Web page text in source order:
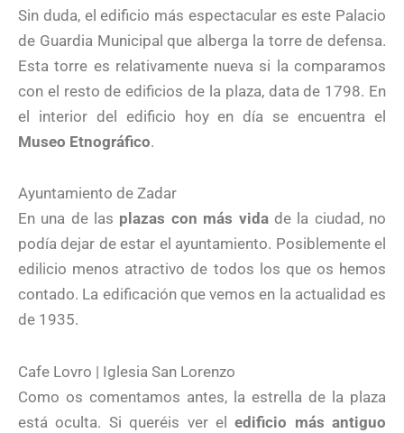
Sin duda, el edificio más espectacular es este Palacio
de Guardia Municipal que alberga la torre de defensa.
Esta torre es relativamente nueva si la comparamos
con el resto de edificios de la plaza, data de 1798. En
el interior del edificio hoy en día se encuentra el
Museo Etnográfico.
Ayuntamiento de Zadar
En una de las plazas con más vidade la ciudad, no
podía dejar de estar el ayuntamiento. Posiblemente el
edilicio menos atractivo de todos los que os hemos
contado. La edificación que vemos en la actualidad es
de 1935.
Cafe Lovro | Iglesia San Lorenzo
Como os comentamos antes, la estrella de la plaza
está oculta. Si queréis ver eledificio más antiguo